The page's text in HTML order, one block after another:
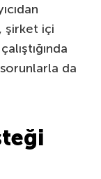
şirket içi
sorunlarla da